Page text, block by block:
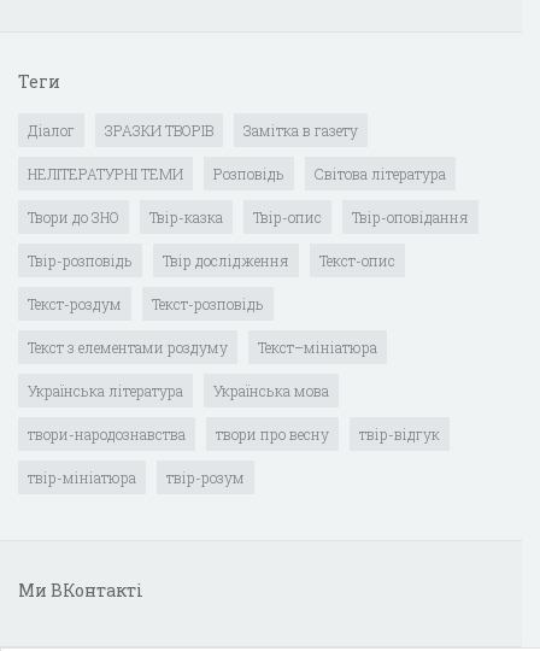
Теги
Діалог ЗРАЗКИ ТВОРІВ Замітка в газету
НЕЛІТЕРАТУРНІ ТЕМИ Розповідь Світова література
Твори до ЗНО Твір-казка Твір-опис Твір-оповідання
Твір-розповідь Твір дослідження Текст-опис
Текст-роздум Текст-розповідь
Текст з елементами роздуму Текст–мініатюра
Українська література Українська мова
твори-народознавства твори про весну твір-відгук
твір-мініатюра твір-розум
Ми ВКонтакті